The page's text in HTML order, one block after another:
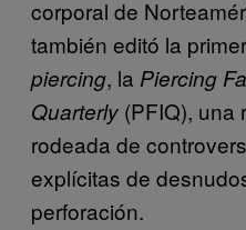
corporal de
también editó la
piercing, la Piercing
Quarterly (PFIQ), una
rodeada de
explícitas de
perforación.